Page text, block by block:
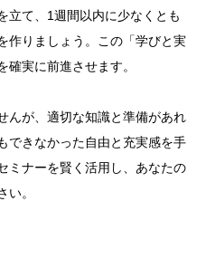
立て、1週間以内に少なくとも
作りましょう。この「学びと実
実に前進させます。
んが、適切な知識と準備があれ
できなかった自由と充実感を手
ミナーを賢く活用し、あなたの
い。